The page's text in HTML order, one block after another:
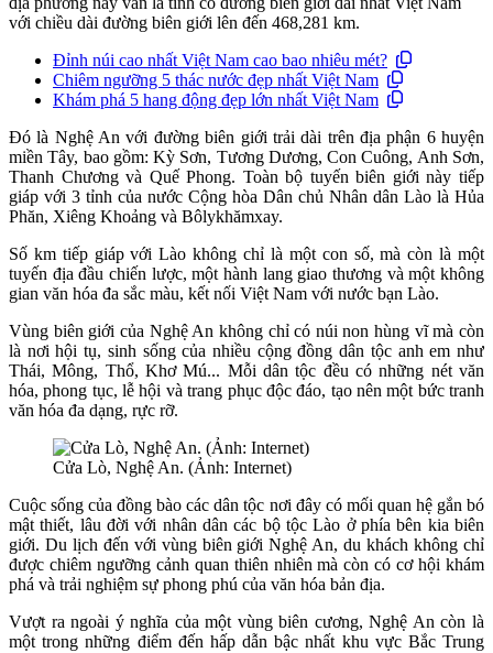
với chiều dài đường biên giới lên đến 468,281 km.
Đỉnh núi cao nhất Việt Nam cao bao nhiêu mét?
Chiêm ngưỡng 5 thác nước đẹp nhất Việt Nam
Khám phá 5 hang động đẹp lớn nhất Việt Nam
Đó là Nghệ An với đường biên giới trải dài trên địa phận 6 huyện
miền Tây, bao gồm: Kỳ Sơn, Tương Dương, Con Cuông, Anh Sơn,
Thanh Chương và Quế Phong. Toàn bộ tuyến biên giới này tiếp
giáp với 3 tỉnh của nước Cộng hòa Dân chủ Nhân dân Lào là Hủa
Phăn, Xiêng Khoảng và Bôlykhămxay.
Số km tiếp giáp với Lào không chỉ là một con số, mà còn là một
tuyến địa đầu chiến lược, một hành lang giao thương và một không
gian văn hóa đa sắc màu, kết nối Việt Nam với nước bạn Lào.
Vùng biên giới của Nghệ An không chỉ có núi non hùng vĩ mà còn
là nơi hội tụ, sinh sống của nhiều cộng đồng dân tộc anh em như
Thái, Mông, Thổ, Khơ Mú... Mỗi dân tộc đều có những nét văn
hóa, phong tục, lễ hội và trang phục độc đáo, tạo nên một bức tranh
văn hóa đa dạng, rực rỡ.
Cửa Lò, Nghệ An. (Ảnh: Internet)
Cuộc sống của đồng bào các dân tộc nơi đây có mối quan hệ gắn bó
mật thiết, lâu đời với nhân dân các bộ tộc Lào ở phía bên kia biên
giới. Du lịch đến với vùng biên giới Nghệ An, du khách không chỉ
được chiêm ngưỡng cảnh quan thiên nhiên mà còn có cơ hội khám
phá và trải nghiệm sự phong phú của văn hóa bản địa.
Vượt ra ngoài ý nghĩa của một vùng biên cương, Nghệ An còn là
một trong những điểm đến hấp dẫn bậc nhất khu vực Bắc Trung